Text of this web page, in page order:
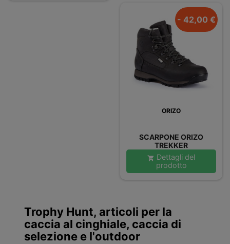
- 42,00 €
ORIZO
SCARPONE ORIZO
TREKKER
 Dettagli del
prodotto
Trophy Hunt, articoli per la
caccia al cinghiale, caccia di
selezione e l'outdoor